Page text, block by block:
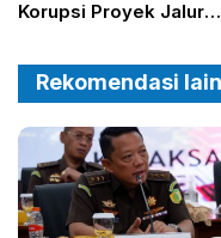
Korupsi Proyek Jalur
Rekomendasi